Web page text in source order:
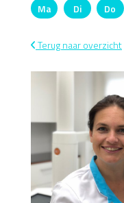
Maandag
Ma Dinsdag
Di Do
Terug naar overzicht